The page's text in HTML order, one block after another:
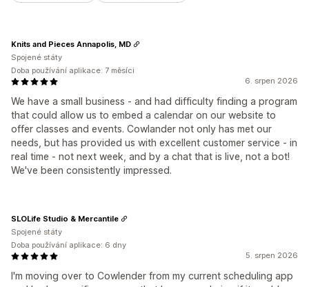
6. srpen 2026
We have a small business - and had difficulty finding a program
that could allow us to embed a calendar on our website to
offer classes and events. Cowlander not only has met our
needs, but has provided us with excellent customer service - in
real time - not next week, and by a chat that is live, not a bot!
We've been consistently impressed.
Knits and Pieces Annapolis, MD
Spojené státy
Doba používání aplikace: 7 měsíci
5. srpen 2026
I'm moving over to Cowlender from my current scheduling app
SLOLife Studio & Mercantile
Spojené státy
Doba používání aplikace: 6 dny